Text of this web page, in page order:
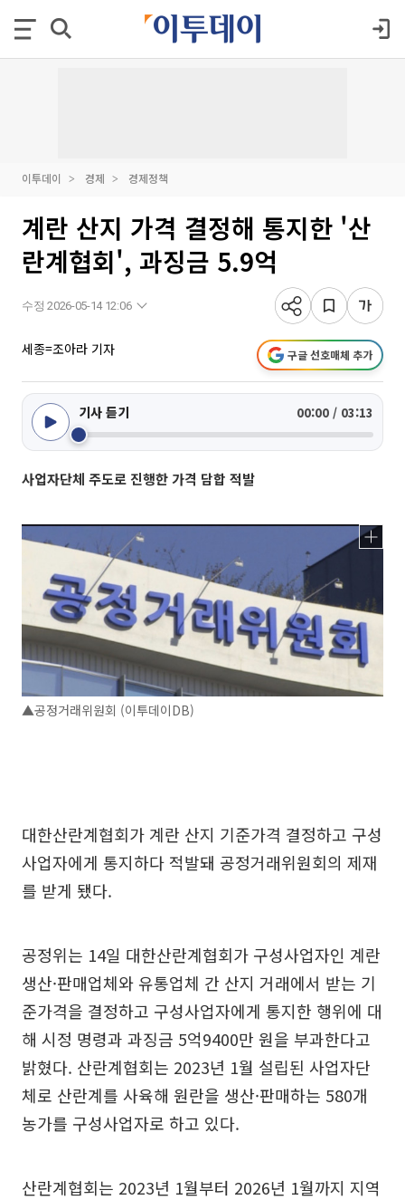
이투데이 경제 경제정책
계란 산지 가격 결정해 통지한 '산
란계협회', 과징금 5.9억
수정 2026-05-14 12:06
세종=조아라 기자 구글 선호매체 추가
기사 듣기 00:00 / 03:13
사업자단체 주도로 진행한 가격 담합 적발
▲공정거래위원회 (이투데이DB)
대한산란계협회가 계란 산지 기준가격 결정하고 구성
사업자에게 통지하다 적발돼 공정거래위원회의 제재
를 받게 됐다.
공정위는 14일 대한산란계협회가 구성사업자인 계란
생산·판매업체와 유통업체 간 산지 거래에서 받는 기
준가격을 결정하고 구성사업자에게 통지한 행위에 대
해 시정 명령과 과징금 5억9400만 원을 부과한다고
밝혔다. 산란계협회는 2023년 1월 설립된 사업자단
체로 산란계를 사육해 원란을 생산·판매하는 580개
농가를 구성사업자로 하고 있다.
산란계협회는 2023년 1월부터 2026년 1월까지 지역